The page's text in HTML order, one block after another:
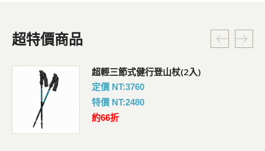
超特價商品
超輕三節式健行登山杖(2入)
定價 NT:3760
特價 NT:2480
約66折